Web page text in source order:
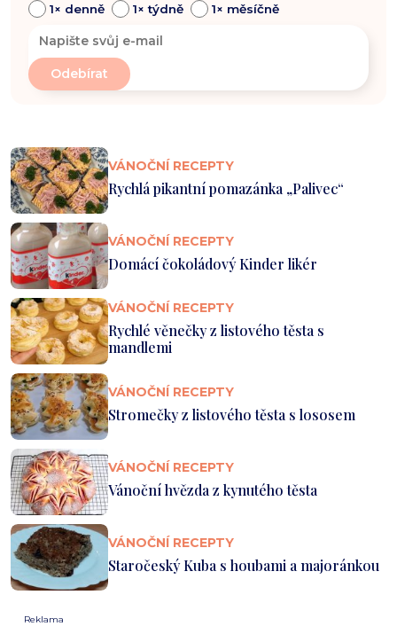
1× denně 1× týdně 1× měsíčně
VÁNOČNÍ RECEPTY
Rychlá pikantní pomazánka „Palivec“
VÁNOČNÍ RECEPTY
Domácí čokoládový Kinder likér
VÁNOČNÍ RECEPTY
Rychlé věnečky z listového těsta s
mandlemi
VÁNOČNÍ RECEPTY
Stromečky z listového těsta s lososem
VÁNOČNÍ RECEPTY
Vánoční hvězda z kynutého těsta
VÁNOČNÍ RECEPTY
Staročeský Kuba s houbami a majoránkou
Reklama